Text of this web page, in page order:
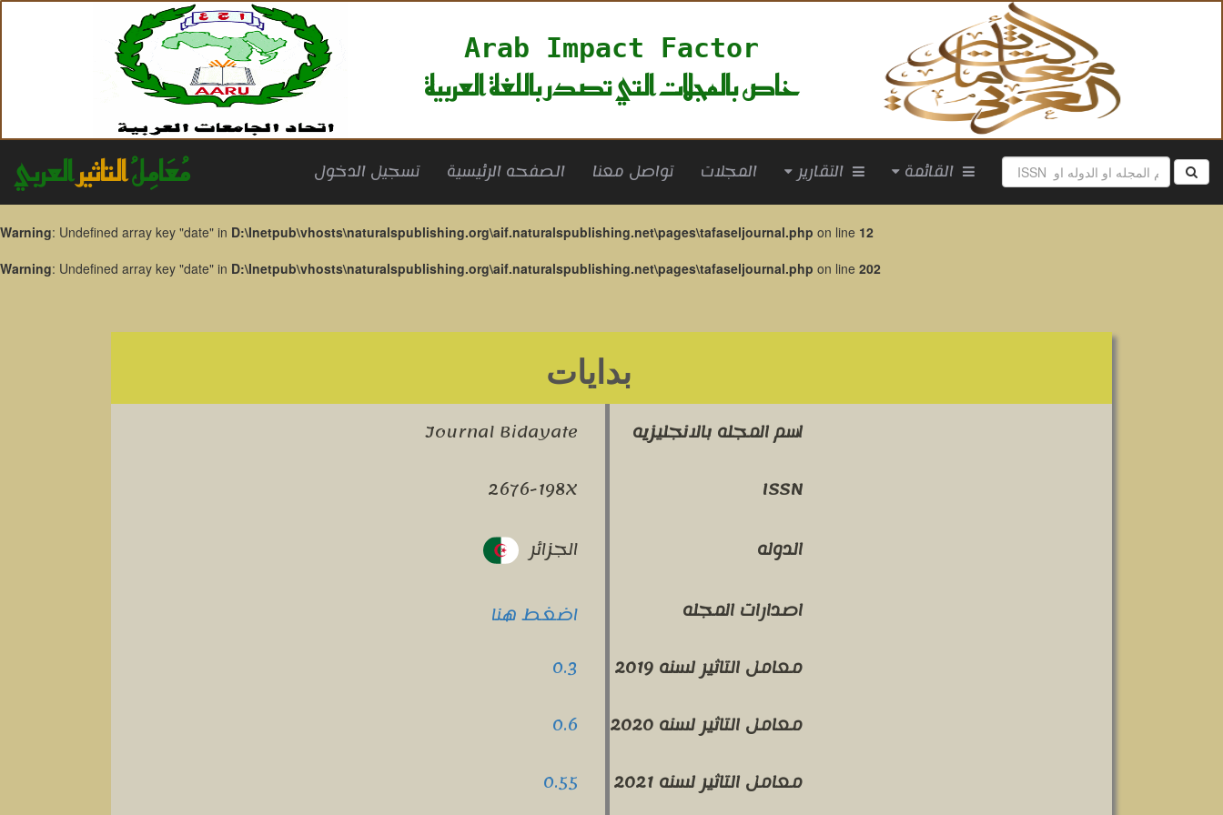
Arab Impact Factor
خاص بالمجلات التي تصدر باللغة العربية
مُعَامِلُالتاثيرالعربي تسجيل الدخول الصفحه الرئيسية(current)
تواصل معنا المجلات
Warning: Undefined array key "date" in D:\Inetpub\vhosts\naturalspublishing.org\aif.naturalspublishing.net\pages\tafaseljournal.php on line 12
Warning: Undefined array key "date" in D:\Inetpub\vhosts\naturalspublishing.org\aif.naturalspublishing.net\pages\tafaseljournal.php on line 202
بدايات
اسم المجله بالانجليزيه
Journal Bidayate
ISSN
2676-198X
الدوله
الجزائر
اصدارات المجله
اضغط هنا
معامل التاثير لسنه 2019
0.3
معامل التاثير لسنه 2020
0.6
معامل التاثير لسنه 2021
0.55